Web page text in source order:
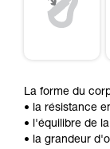
La forme du
• la résistance
• l'équilibre de
• la grandeur